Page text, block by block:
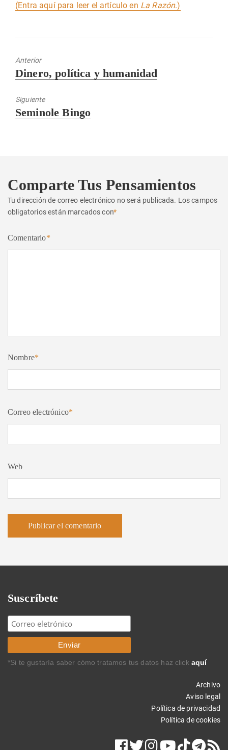
(Entra aquí para leer el artículo en La Razón.)
Anterior
Entrada
Dinero, política y humanidad
Siguiente
Entrada
Seminole Bingo
Comparte Tus Pensamientos
Tu dirección de correo electrónico no será publicada. Los campos
obligatorios están marcados con*
Comentario*
Nombre*
Correo electrónico*
Web
Suscríbete
*Si te gustaría saber cómo tratamos tus datos haz click aquí
Archivo
Aviso legal
Política de privacidad
Política de cookies